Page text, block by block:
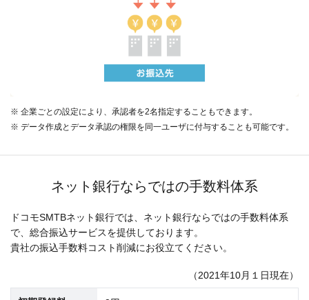
※ 企業ごとの設定により、承認者を2名指定することもできます。
※ データ作成とデータ承認の権限を同一ユーザに付与することも可能です。
ネット銀行ならではの手数料体系
ドコモSMTBネット銀行では、ネット銀行ならではの手数料体系
で、総合振込サービスを提供しております。
貴社の振込手数料コスト削減にお役立てください。
（2021年10月１日現在）